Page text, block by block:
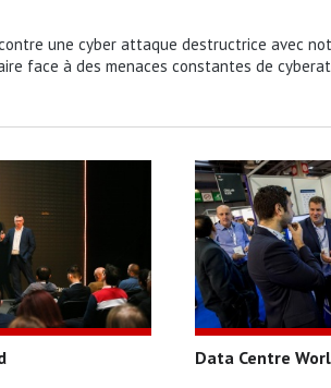
une cyber attaque destructrice avec
face à des menaces constantes de
Data Centre